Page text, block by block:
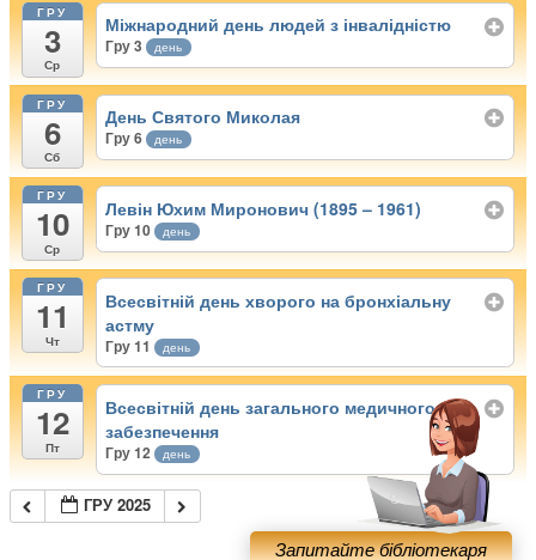
ГРУ
3
Ср
Міжнародний день людей з інвалідністю
Гру 3 день
ГРУ
6
Сб
День Святого Миколая
Гру 6 день
ГРУ
10
Ср
Левін Юхим Миронович (1895 – 1961)
Гру 10 день
ГРУ
11
Чт
Всесвітній день хворого на бронхіальну
астму
Гру 11 день
ГРУ
12
Пт
Всесвітній день загального медичного
забезпечення
Гру 12 день
ГРУ 2025